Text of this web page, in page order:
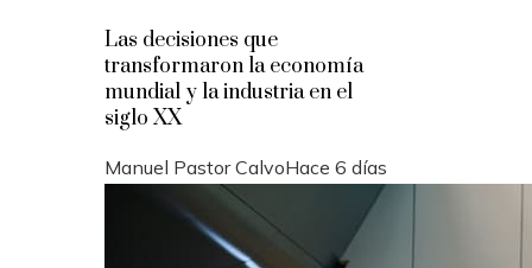
Las decisiones que
transformaron la economía
mundial y la industria en el
siglo XX
Manuel Pastor CalvoHace 6 días